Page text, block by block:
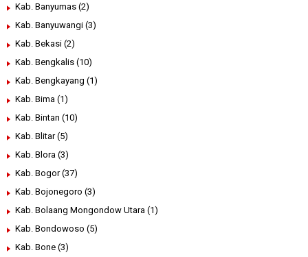
Kab. Banyumas (2)
Kab. Banyuwangi (3)
Kab. Bekasi (2)
Kab. Bengkalis (10)
Kab. Bengkayang (1)
Kab. Bima (1)
Kab. Bintan (10)
Kab. Blitar (5)
Kab. Blora (3)
Kab. Bogor (37)
Kab. Bojonegoro (3)
Kab. Bolaang Mongondow Utara (1)
Kab. Bondowoso (5)
Kab. Bone (3)